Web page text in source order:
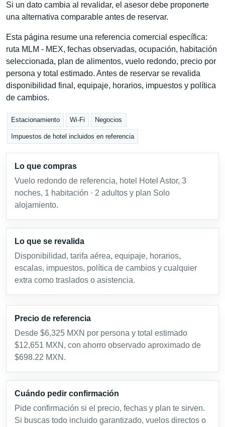
Si un dato cambia al revalidar, el asesor debe proponerte
una alternativa comparable antes de reservar.
Esta página resume una referencia comercial específica:
ruta MLM - MEX, fechas observadas, ocupación, habitación
seleccionada, plan de alimentos, vuelo redondo, precio por
persona y total estimado. Antes de reservar se revalida
disponibilidad final, equipaje, horarios, impuestos y política
de cambios.
Estacionamiento Wi-Fi Negocios
Impuestos de hotel incluidos en referencia
Lo que compras
Vuelo redondo de referencia, hotel Hotel Astor, 3
noches, 1 habitación · 2 adultos y plan Solo
alojamiento.
Lo que se revalida
Disponibilidad, tarifa aérea, equipaje, horarios,
escalas, impuestos, política de cambios y cualquier
extra como traslados o asistencia.
Precio de referencia
Desde $6,325 MXN por persona y total estimado
$12,651 MXN, con ahorro observado aproximado de
$698.22 MXN.
Cuándo pedir confirmación
Pide confirmación si el precio, fechas y plan te sirven.
Si buscas todo incluido garantizado, vuelos directos o